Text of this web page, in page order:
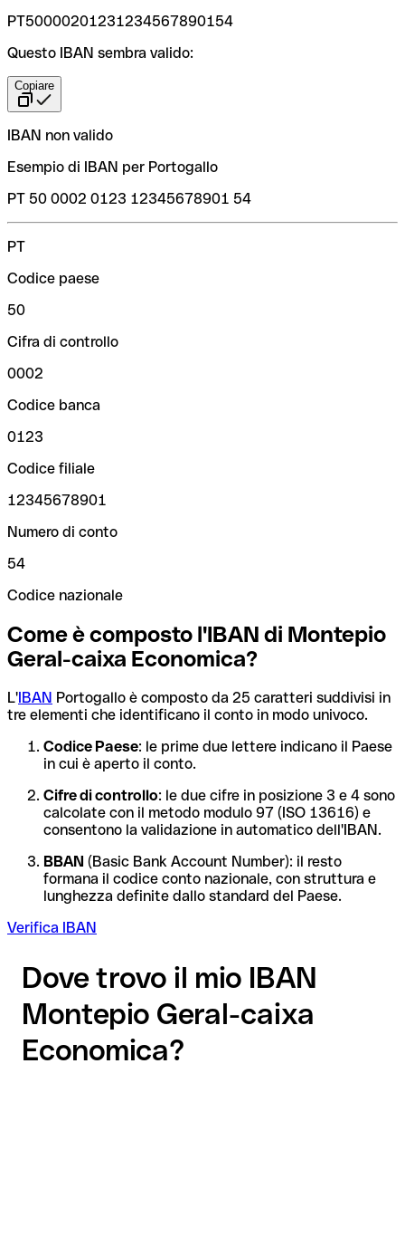
PT50000201231234567890154
Questo IBAN sembra valido:
Copiare
IBAN non valido
Esempio di IBAN per Portogallo
PT 50 0002 0123 12345678901 54
PT
Codice paese
50
Cifra di controllo
0002
Codice banca
0123
Codice filiale
12345678901
Numero di conto
54
Codice nazionale
Come è composto l'IBAN di Montepio
Geral-caixa Economica?
L'IBAN Portogallo è composto da 25 caratteri suddivisi in
tre elementi che identificano il conto in modo univoco.
Codice Paese: le prime due lettere indicano il Paese
in cui è aperto il conto.
Cifre di controllo: le due cifre in posizione 3 e 4 sono
calcolate con il metodo modulo 97 (ISO 13616) e
consentono la validazione in automatico dell'IBAN.
BBAN (Basic Bank Account Number): il resto
formana il codice conto nazionale, con struttura e
lunghezza definite dallo standard del Paese.
Verifica IBAN
Dove trovo il mio IBAN
Montepio Geral-caixa
Economica?